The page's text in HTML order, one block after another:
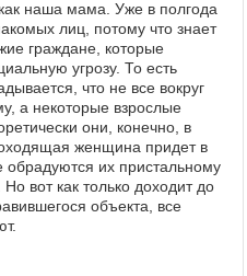
наша мама. Уже в полгода
лиц, потому что знает
граждане, которые
угрозу. То есть
что не все вокруг
а некоторые взрослые
они, конечно, в
женщина придет в
обрадуются их пристальному
вот как только доходит до
объекта, все